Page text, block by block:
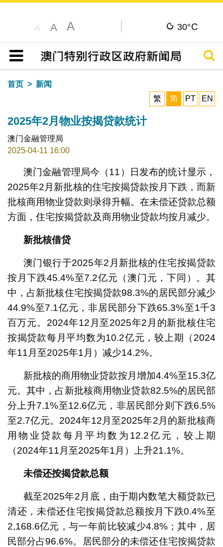
A A A 30°C
目录
搜寻
首页
新闻
繁
简 PT EN
2025年2月物业按揭贷款统计
澳门金融管理局
2025-04-11 16:00
澳门金融管理局今（11）日发布的统计显示，
2025年2月新批核的住宅按揭贷款按月下跌，而新
批核商用物业贷款则录得升幅。在未偿还贷款总额
方面，住宅按揭贷款及商用物业贷款均按月减少。
新批核借贷
澳门银行于2025年2月新批核的住宅按揭贷款
按月下跌45.4%至7.2亿元（澳门元，下同）。其
中，占新批核住宅按揭贷款98.3%的居民部分减少
44.9%至7.1亿元，非居民部分下跌65.3%至1千3
百万元。2024年12月至2025年2月的新批核住宅
按揭贷款每月平均数为10.2亿元，较上期（2024
年11月至2025年1月）减少14.2%。
新批核的商用物业贷款按月增加4.4%至15.3亿
元。其中，占新批核商用物业贷款82.5%的居民部
分上升7.1%至12.6亿元，非居民部分则下跌6.5%
至2.7亿元。2024年12月至2025年2月的新批核商
用物业贷款每月平均数为12.2亿元，较上期
（2024年11月至2025年1月）上升21.1%。
未偿还按揭贷款总额
截至2025年2月底，由于期内数笔大额贷款已
清还，未偿还住宅按揭贷款总额按月下跌0.4%至
2,168.6亿元，与一年前比较减少4.8%；其中，居
民部分占96.6%。居民部分的未偿还住宅按揭贷款